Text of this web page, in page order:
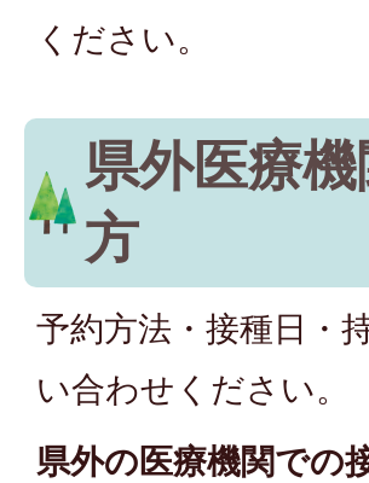
ください。
県外医療
方
予約方法・接種日・
い合わせください。
県外の医療機関での